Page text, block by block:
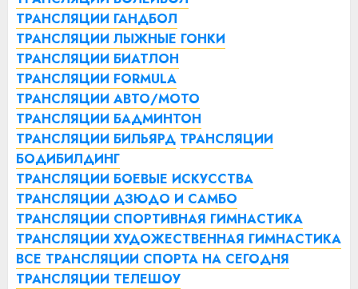
ТРАНСЛЯЦИИ ГАНДБОЛ
ТРАНСЛЯЦИИ ЛЫЖНЫЕ ГОНКИ
ТРАНСЛЯЦИИ БИАТЛОН
ТРАНСЛЯЦИИ FORMULA
ТРАНСЛЯЦИИ АВТО/МОТО
ТРАНСЛЯЦИИ БАДМИНТОН
ТРАНСЛЯЦИИ БИЛЬЯРД ТРАНСЛЯЦИИ
БОДИБИЛДИНГ
ТРАНСЛЯЦИИ БОЕВЫЕ ИСКУССТВА
ТРАНСЛЯЦИИ ДЗЮДО И САМБО
ТРАНСЛЯЦИИ СПОРТИВНАЯ ГИМНАСТИКА
ТРАНСЛЯЦИИ ХУДОЖЕСТВЕННАЯ ГИМНАСТИКА
ВСЕ ТРАНСЛЯЦИИ СПОРТА НА СЕГОДНЯ
ТРАНСЛЯЦИИ ТЕЛЕШОУ